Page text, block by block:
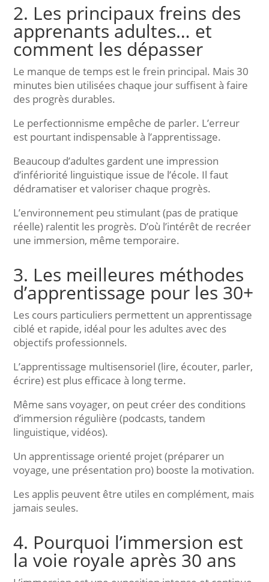
2. Les principaux freins des
apprenants adultes… et
comment les dépasser
Le manque de temps est le frein principal. Mais 30
minutes bien utilisées chaque jour suffisent à faire
des progrès durables.
Le perfectionnisme empêche de parler. L’erreur
est pourtant indispensable à l’apprentissage.
Beaucoup d’adultes gardent une impression
d’infériorité linguistique issue de l’école. Il faut
dédramatiser et valoriser chaque progrès.
L’environnement peu stimulant (pas de pratique
réelle) ralentit les progrès. D’où l’intérêt de recréer
une immersion, même temporaire.
3. Les meilleures méthodes
d’apprentissage pour les 30+
Les cours particuliers permettent un apprentissage
ciblé et rapide, idéal pour les adultes avec des
objectifs professionnels.
L’apprentissage multisensoriel (lire, écouter, parler,
écrire) est plus efficace à long terme.
Même sans voyager, on peut créer des conditions
d’immersion régulière (podcasts, tandem
linguistique, vidéos).
Un apprentissage orienté projet (préparer un
voyage, une présentation pro) booste la motivation.
Les applis peuvent être utiles en complément, mais
jamais seules.
4. Pourquoi l’immersion est
la voie royale après 30 ans